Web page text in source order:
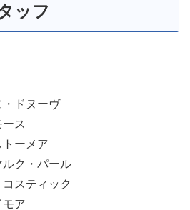
ッフ
・ドヌーヴ
ス
ーメア
ク・パール
スティック
モア